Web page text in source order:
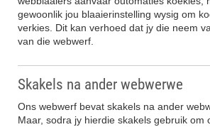
gewoonlik jou blaaierinstelling wysig om
verkies. Dit kan verhoed dat jy die neem
van die webwerf.
Skakels na ander webwerwe
Ons webwerf bevat skakels na ander
Maar, sodra jy hierdie skakels gebruik om